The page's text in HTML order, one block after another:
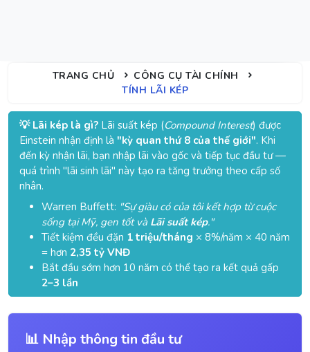
TRANG CHỦ
CÔNG CỤ TÀI CHÍNH
TÍNH LÃI KÉP
💡 Lãi kép là gì? Lãi suất kép (Compound Interest) được
Einstein nhận định là "kỳ quan thứ 8 của thế giới". Khi
đến kỳ nhận lãi, bạn nhập lãi vào gốc và tiếp tục đầu tư —
quá trình "lãi sinh lãi" này tạo ra tăng trưởng theo cấp số
nhân.
Warren Buffett: "Sự giàu có của tôi kết hợp từ cuộc
sống tại Mỹ, gen tốt và Lãi suất kép."
Tiết kiệm đều đặn 1 triệu/tháng × 8%/năm × 40 năm
= hơn 2,35 tỷ VNĐ
Bắt đầu sớm hơn 10 năm có thể tạo ra kết quả gấp
2–3 lần
📊 Nhập thông tin đầu tư